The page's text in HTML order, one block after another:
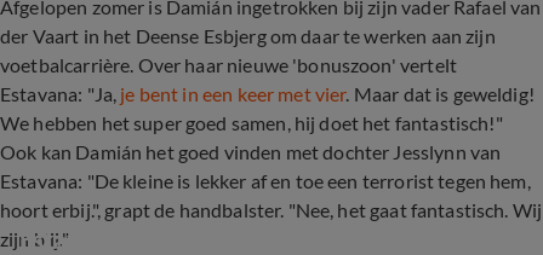
Afgelopen zomer is Damián ingetrokken bij zijn vader Rafael van
der Vaart in het Deense Esbjerg om daar te werken aan zijn
voetbalcarrière. Over haar nieuwe 'bonuszoon' vertelt
Estavana: "Ja, je bent in een keer met vier. Maar dat is geweldig!
We hebben het super goed samen, hij doet het fantastisch!"
Ook kan Damián het goed vinden met dochter Jesslynn van
Estavana: "De kleine is lekker af en toe een terrorist tegen hem,
hoort erbij.", grapt de handbalster. "Nee, het gaat fantastisch. Wij
zijn blij."
Estavana Polman over Damián